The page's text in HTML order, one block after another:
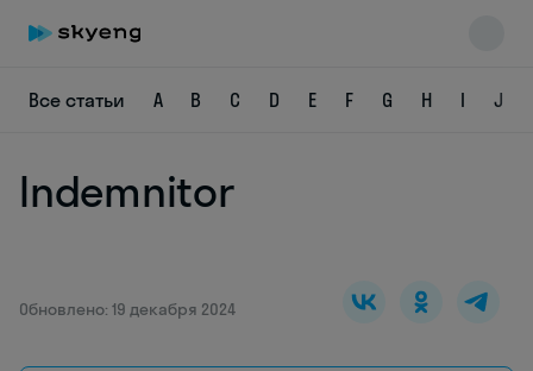
Все статьи A B C D E F G H I J
Indemnitor
Обновлено: 19 декабря 2024